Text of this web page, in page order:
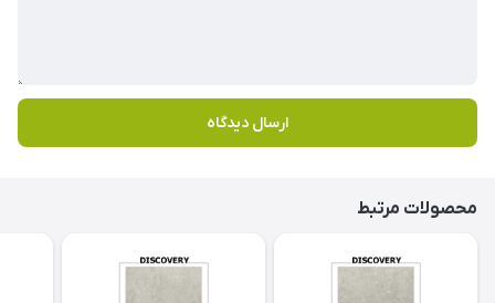
ارسال دیدگاه
محصولات مرتبط